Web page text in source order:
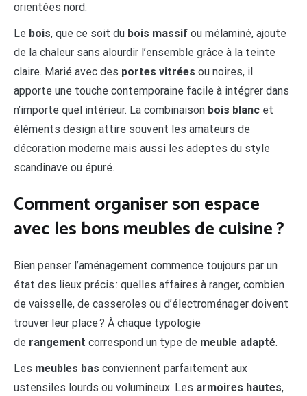
orientées nord.
Le bois, que ce soit du bois massif ou mélaminé, ajoute
de la chaleur sans alourdir l’ensemble grâce à la teinte
claire. Marié avec des portes vitrées ou noires, il
apporte une touche contemporaine facile à intégrer dans
n’importe quel intérieur. La combinaison bois blanc et
éléments design attire souvent les amateurs de
décoration moderne mais aussi les adeptes du style
scandinave ou épuré.
Comment organiser son espace
avec les bons meubles de cuisine ?
Bien penser l’aménagement commence toujours par un
état des lieux précis : quelles affaires à ranger, combien
de vaisselle, de casseroles ou d’électroménager doivent
trouver leur place ? À chaque typologie
de rangement correspond un type de meuble adapté.
Les meubles bas conviennent parfaitement aux
ustensiles lourds ou volumineux. Les armoires hautes,